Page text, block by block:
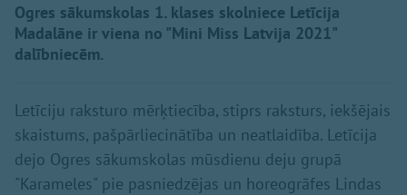
Ogres sākumskolas 1. klases skolniece Letīcija
Madalāne ir viena no "Mini Miss Latvija 2021"
dalībniecēm.
Letīciju raksturo mērķtiecība, stiprs raksturs, iekšējais
skaistums, pašpārliecinātība un neatlaidība. Letīcija
dejo Ogres sākumskolas mūsdienu deju grupā
"Karameles" pie pasniedzējas un horeogrāfes Lindas